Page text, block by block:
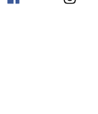
Música Universal de